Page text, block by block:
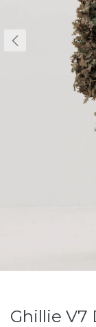
Ghillie V7